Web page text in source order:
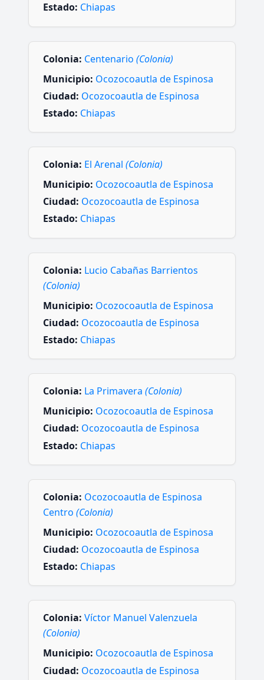
Estado: Chiapas
Colonia: Centenario (Colonia)
Municipio: Ocozocoautla de Espinosa
Ciudad: Ocozocoautla de Espinosa
Estado: Chiapas
Colonia: El Arenal (Colonia)
Municipio: Ocozocoautla de Espinosa
Ciudad: Ocozocoautla de Espinosa
Estado: Chiapas
Colonia: Lucio Cabañas Barrientos
(Colonia)
Municipio: Ocozocoautla de Espinosa
Ciudad: Ocozocoautla de Espinosa
Estado: Chiapas
Colonia: La Primavera (Colonia)
Municipio: Ocozocoautla de Espinosa
Ciudad: Ocozocoautla de Espinosa
Estado: Chiapas
Colonia: Ocozocoautla de Espinosa
Centro (Colonia)
Municipio: Ocozocoautla de Espinosa
Ciudad: Ocozocoautla de Espinosa
Estado: Chiapas
Colonia: Víctor Manuel Valenzuela
(Colonia)
Municipio: Ocozocoautla de Espinosa
Ciudad: Ocozocoautla de Espinosa